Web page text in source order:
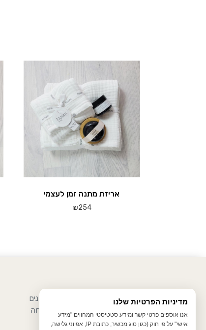
אריזת מתנה זמן לעצמי
₪254
הירשמו לניוזלטר שלנו וקבלו עדכונים
ומבצעים ובנוסף תהנו מ-10% הנחה
להזמנה ראשונה.
מדיניות הפרטיות שלנו
אנו אוספים פרטי קשר ומידע סטטיסטי המהווים "מידע
אישי" על פי חוק (כגון סוג מכשיר, כתובת IP, אפיוני גלישה,